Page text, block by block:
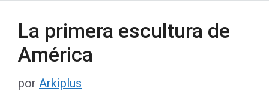
La primera escultura de
América
por Arkiplus